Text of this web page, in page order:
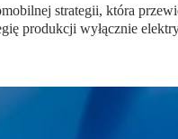
strategii, która
produkcji wyłącznie